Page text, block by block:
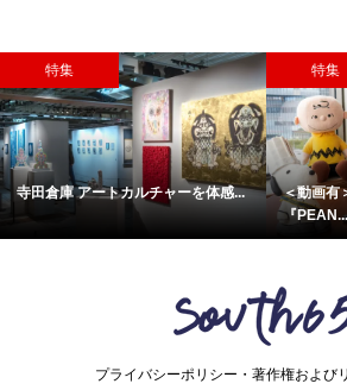
特集
寺田倉庫 アートカルチャーを体感...
特集
＜動画有
『PEAN...
プライバシーポリシー・著作権および